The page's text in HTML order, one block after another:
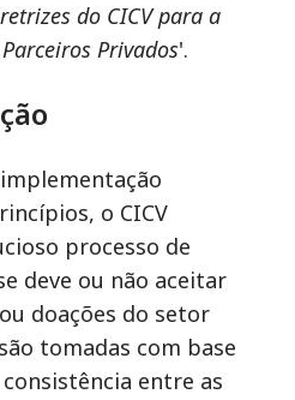
do CICV para a
Privados'.
o CICV
processo de
deve ou não aceitar
doações do setor
tomadas com base
entre as